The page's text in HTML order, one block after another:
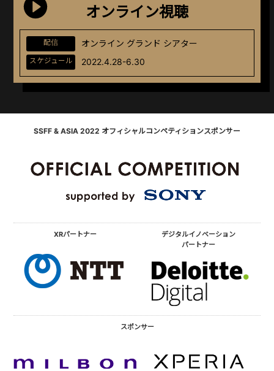
オンライン視聴
配信 オンライン グランド シアター
スケジュール 2022.4.28-6.30
SSFF & ASIA 2022 オフィシャルコンペティションスポンサー
XRパートナー
デジタルイノベーション
パートナー
スポンサー